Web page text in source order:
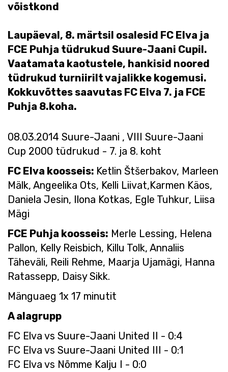
võistkond
Laupäeval, 8. märtsil osalesid FC Elva ja
FCE Puhja tüdrukud Suure-Jaani Cupil.
Vaatamata kaotustele, hankisid noored
tüdrukud turniirilt vajalikke kogemusi.
Kokkuvõttes saavutas FC Elva 7. ja FCE
Puhja 8.koha.
08.03.2014 Suure-Jaani , VIII Suure-Jaani
Cup 2000 tüdrukud - 7. ja 8. koht
FC Elva koosseis: Ketlin Štšerbakov, Marleen
Mälk, Angeelika Ots, Kelli Liivat,Karmen Käos,
Daniela Jesin, Ilona Kotkas, Egle Tuhkur, Liisa
Mägi
FCE Puhja koosseis: Merle Lessing, Helena
Pallon, Kelly Reisbich, Killu Tolk, Annaliis
Täheväli, Reili Rehme, Maarja Ujamägi, Hanna
Ratassepp, Daisy Sikk.
Mänguaeg 1x 17 minutit
A alagrupp
FC Elva vs Suure-Jaani United II - 0:4
FC Elva vs Suure-Jaani United III - 0:1
FC Elva vs Nõmme Kalju I - 0:0